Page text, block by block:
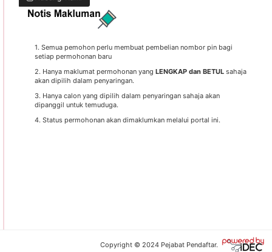
1. Semua pemohon perlu membuat pembelian nombor pin bagi
setiap permohonan baru
2. Hanya maklumat permohonan yang LENGKAP dan BETUL sahaja
akan dipilih dalam penyaringan.
3. Hanya calon yang dipilih dalam penyaringan sahaja akan
dipanggil untuk temuduga.
4. Status permohonan akan dimaklumkan melalui portal ini.
Copyright © 2024 Pejabat Pendaftar.